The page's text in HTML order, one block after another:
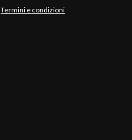
Termini e condizioni